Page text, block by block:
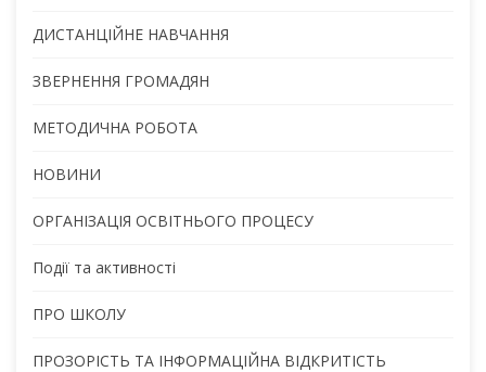
ДИСТАНЦІЙНЕ НАВЧАННЯ
ЗВЕРНЕННЯ ГРОМАДЯН
МЕТОДИЧНА РОБОТА
НОВИНИ
ОРГАНІЗАЦІЯ ОСВІТНЬОГО ПРОЦЕСУ
Події та активності
ПРО ШКОЛУ
ПРОЗОРІСТЬ ТА ІНФОРМАЦІЙНА ВІДКРИТІСТЬ